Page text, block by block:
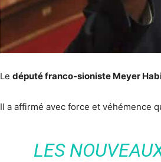
Le député franco-sioniste Meyer
Il a affirmé avec force et véhémence
LES